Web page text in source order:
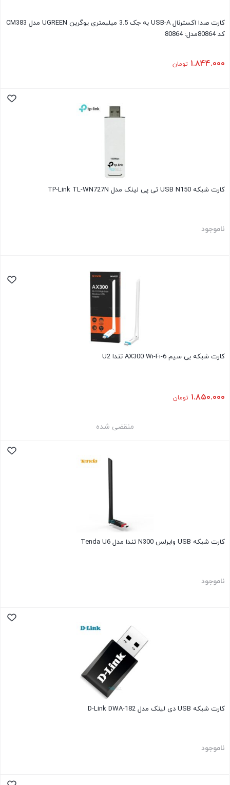
کارت صدا اکسترنال USB-A به جک 3.5 میلیمتری یوگرین UGREEN مدل CM383
کد 80864مدل: 80864
۱.۸۴۴.۰۰۰ تومان
کارت شبکه USB N150 تی پی لینک مدل TP-Link TL-WN727N
ناموجود
کارت شبکه بی سیم AX300 Wi-Fi-6 تندا U2
۱.۸۵۰.۰۰۰ تومان
منقضی شده
کارت شبکه USB وایرلس N300 تندا مدل Tenda U6
ناموجود
کارت شبکه USB دی لینک مدل D-Link DWA-182
ناموجود